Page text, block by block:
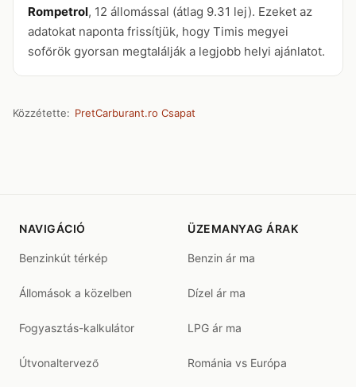
Rompetrol, 12 állomással (átlag 9.31 lej). Ezeket az
adatokat naponta frissítjük, hogy Timis megyei
sofőrök gyorsan megtalálják a legjobb helyi ajánlatot.
Közzétette: PretCarburant.ro Csapat
NAVIGÁCIÓ
Benzinkút térkép
Állomások a közelben
Fogyasztás-kalkulátor
Útvonaltervező
ÜZEMANYAG ÁRAK
Benzin ár ma
Dízel ár ma
LPG ár ma
Románia vs Európa